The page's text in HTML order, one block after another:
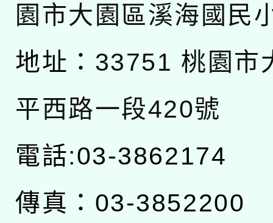
園市大園區溪海國民
地址： 33751 桃園市
平西路一段420號
電話:03-3862174
傳真：03-3852200